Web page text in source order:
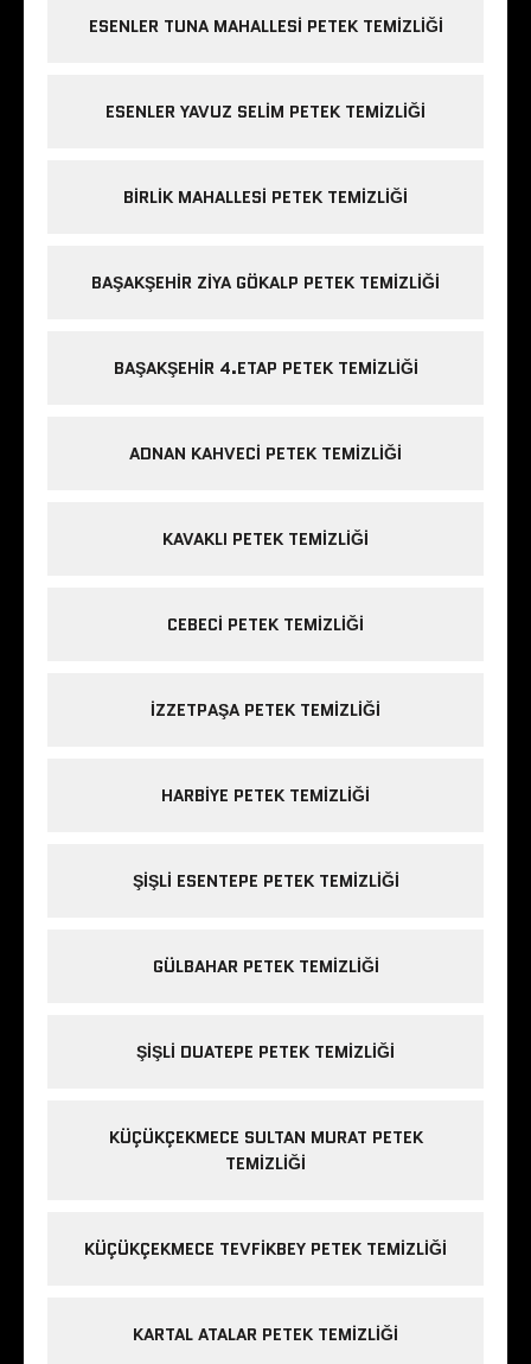
ESENLER TUNA MAHALLESI PETEK TEMIZLIĞI
ESENLER YAVUZ SELIM PETEK TEMIZLIĞI
BIRLIK MAHALLESI PETEK TEMIZLIĞI
BAŞAKŞEHIR ZIYA GÖKALP PETEK TEMIZLIĞI
BAŞAKŞEHIR 4.ETAP PETEK TEMIZLIĞI
ADNAN KAHVECI PETEK TEMIZLIĞI
KAVAKLI PETEK TEMIZLIĞI
CEBECI PETEK TEMIZLIĞI
IZZETPAŞA PETEK TEMIZLIĞI
HARBIYE PETEK TEMIZLIĞI
ŞIŞLI ESENTEPE PETEK TEMIZLIĞI
GÜLBAHAR PETEK TEMIZLIĞI
ŞIŞLI DUATEPE PETEK TEMIZLIĞI
KÜÇÜKÇEKMECE SULTAN MURAT PETEK
TEMIZLIĞI
KÜÇÜKÇEKMECE TEVFIKBEY PETEK TEMIZLIĞI
KARTAL ATALAR PETEK TEMIZLIĞI